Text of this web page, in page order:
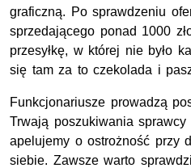
graficzną. Po sprawdzeniu
sprzedającego ponad 1000
przesyłkę, w której nie było
się tam za to czekolada i
Funkcjonariusze prowadzą
Trwają poszukiwania
apelujemy o ostrożność przy
siebie. Zawsze warto